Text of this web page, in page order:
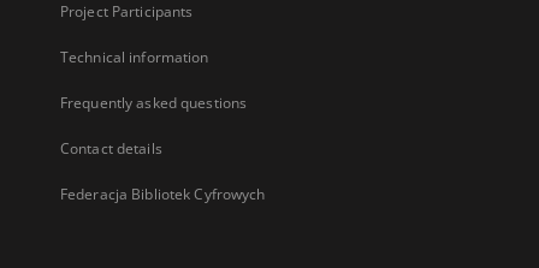
Project Participants
Technical information
Frequently asked questions
Contact details
Federacja Bibliotek Cyfrowych